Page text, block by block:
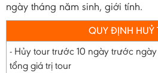
ngày tháng năm sinh, giới tính.
QUY ĐỊNH HUỶ
- Hủy tour trước 10 ngày trước
tổng giá trị tour